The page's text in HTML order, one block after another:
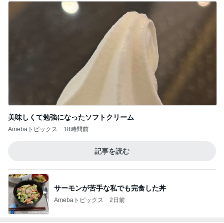
美味しくて勉強になったソフトクリーム
Amebaトピックス 18時間前
記事を読む
サーモンが苦手な私でも完食した丼
Amebaトピックス 2日前